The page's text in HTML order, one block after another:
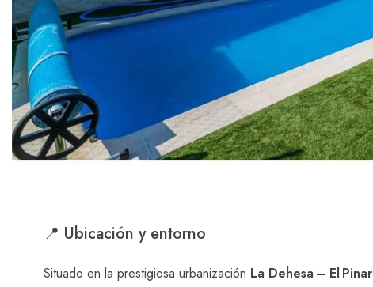
📍 Ubicación y entorno
Situado en la prestigiosa urbanización La Dehesa – El Pinar